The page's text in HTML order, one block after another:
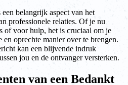
belangrijk aspect van het
professionele relaties. Of je nu
of voor hulp, het is cruciaal om je
oprechte manier over te brengen.
kan een blijvende indruk
jou en de ontvanger versterken.
van een Bedankt